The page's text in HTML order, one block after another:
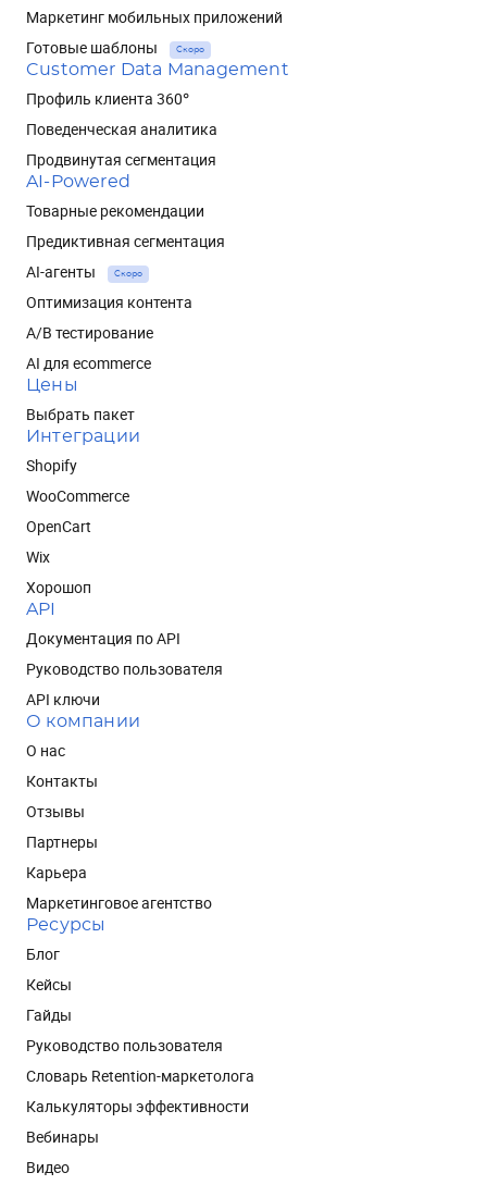
Маркетинг мобильных приложений
Готовые шаблоны
Скоро
Customer Data Management
Профиль клиента 360°
Поведенческая аналитика
Продвинутая сегментация
AI-Powered
Товарные рекомендации
Предиктивная сегментация
AI-агенты
Скоро
Оптимизация контента
A/B тестирование
AI для ecommerce
Цены
Выбрать пакет
Интеграции
Shopify
WooCommerce
OpenCart
Wix
Хорошоп
API
Документация по API
Руководство пользователя
API ключи
О компании
О нас
Контакты
Отзывы
Партнеры
Карьера
Маркетинговое агентство
Ресурсы
Блог
Кейсы
Гайды
Руководство пользователя
Словарь Retention-маркетолога
Калькуляторы эффективности
Вебинары
Видео